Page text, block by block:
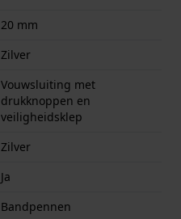
20 mm
Zilver
Vouwsluiting met
drukknoppen en
veiligheidsklep
Zilver
Ja
Bandpennen